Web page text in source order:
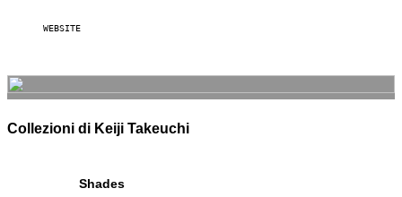
WEBSITE
Collezioni di Keiji Takeuchi
Shades